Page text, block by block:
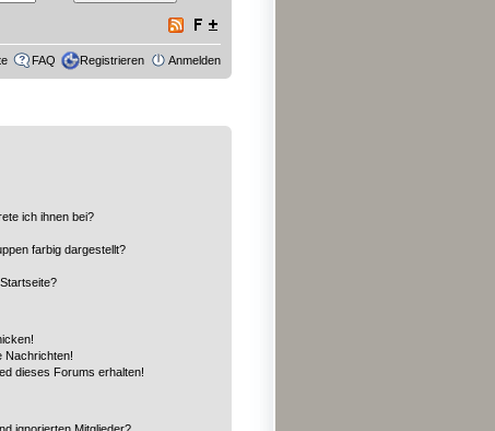
FAQ Registrieren Anmelden
ich ihnen bei?
farbig dargestellt?
Nachrichten!
dieses Forums erhalten!